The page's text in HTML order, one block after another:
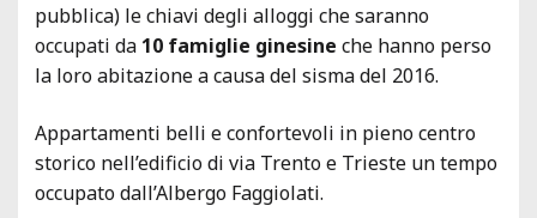
pubblica) le chiavi degli alloggi che saranno
occupati da 10 famiglie ginesine che hanno perso
la loro abitazione a causa del sisma del 2016.
Appartamenti belli e confortevoli in pieno centro
storico nell’edificio di via Trento e Trieste un tempo
occupato dall’Albergo Faggiolati.